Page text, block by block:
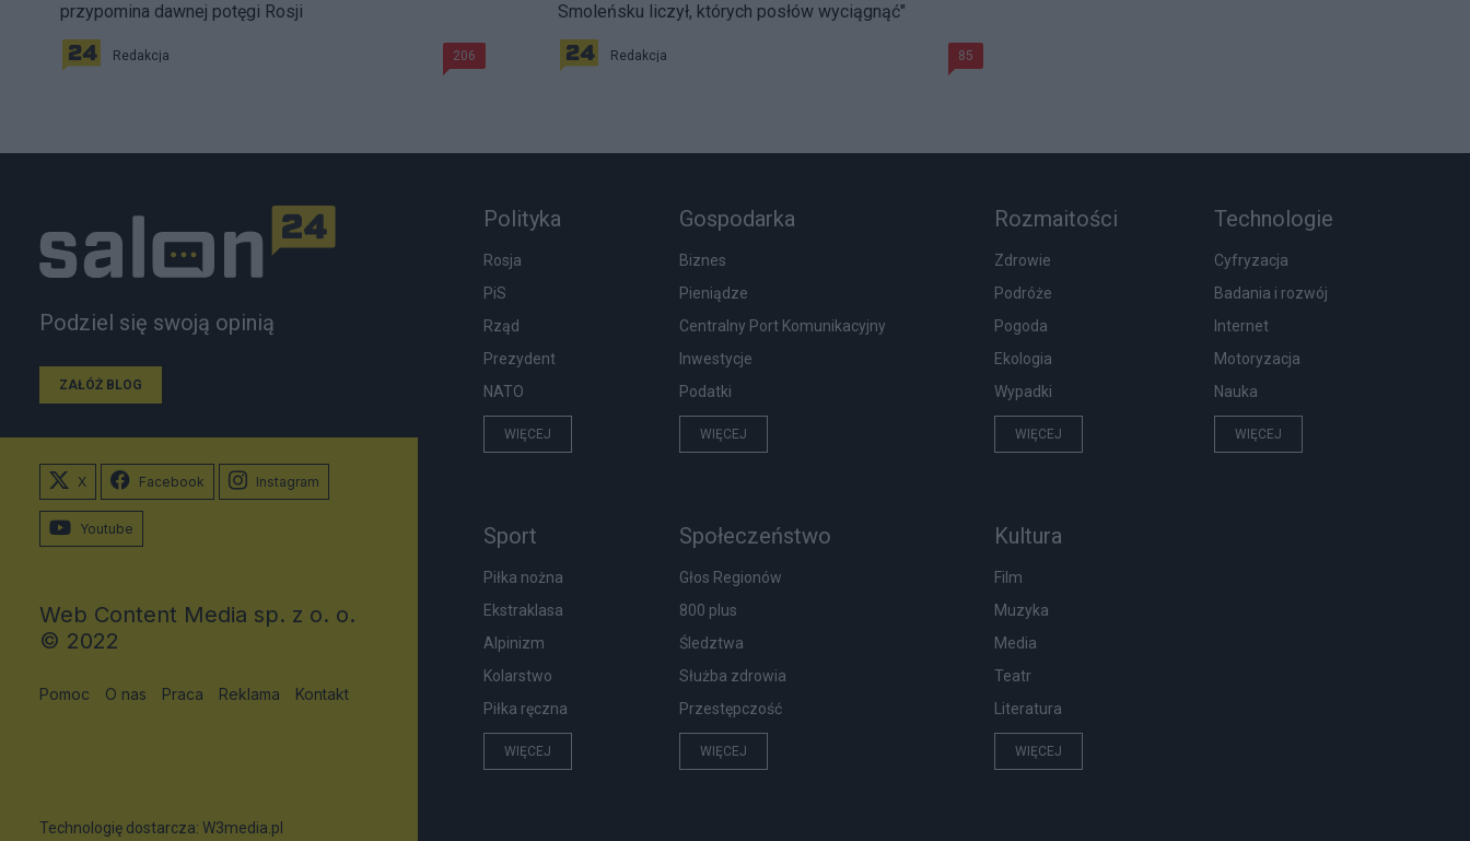
przypomina dawnej potęgi Rosji
Redakcja 206
Smoleńsku liczył, których posłów wyciągnąć"
Redakcja 85
Podziel się swoją opinią
ZAŁÓŻ BLOG
Polityka
Rosja
PiS
Rząd
Prezydent
NATO
WIĘCEJ
Gospodarka
Biznes
Pieniądze
Centralny Port Komunikacyjny
Inwestycje
Podatki
WIĘCEJ
Rozmaitości
Zdrowie
Podróże
Pogoda
Ekologia
Wypadki
WIĘCEJ
Technologie
Cyfryzacja
Badania i rozwój
Internet
Motoryzacja
Nauka
WIĘCEJ
Sport
Piłka nożna
Ekstraklasa
Alpinizm
Kolarstwo
Piłka ręczna
WIĘCEJ
Społeczeństwo
Głos Regionów
800 plus
Śledztwa
Służba zdrowia
Przestępczość
WIĘCEJ
Kultura
Film
Muzyka
Media
Teatr
Literatura
WIĘCEJ
X Facebook Instagram
Youtube
Web Content Media sp. z o. o.
© 2022
Pomoc O nas Praca Reklama Kontakt
Technologię dostarcza: W3media.pl